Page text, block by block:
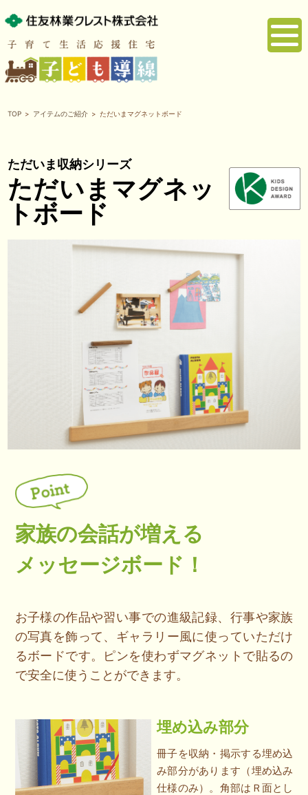
子ども導線とは アイテムのご紹介
TOP アイテムのご紹介 ただいまマグネットボード
ただいま収納シリーズ
ただいまマグネッ
トボード
家族の会話が増える
メッセージボード！
お子様の作品や習い事での進級記録、行事や家族
の写真を飾って、ギャラリー風に使っていただけ
るボードです。ピンを使わずマグネットで貼るの
で安全に使うことができます。
埋め込み部分
冊子を収納・掲示する埋め込
み部分があります（埋め込み
仕様のみ）。角部はＲ面とし